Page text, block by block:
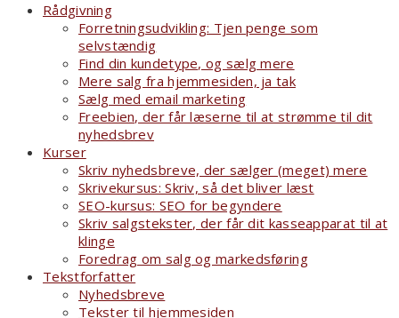
Rådgivning
Forretningsudvikling: Tjen penge som
selvstændig
Find din kundetype, og sælg mere
Mere salg fra hjemmesiden, ja tak
Sælg med email marketing
Freebien, der får læserne til at strømme til dit
nyhedsbrev
Kurser
Skriv nyhedsbreve, der sælger (meget) mere
Skrivekursus: Skriv, så det bliver læst
SEO-kursus: SEO for begyndere
Skriv salgstekster, der får dit kasseapparat til at
klinge
Foredrag om salg og markedsføring
Tekstforfatter
Nyhedsbreve
Tekster til hjemmesiden